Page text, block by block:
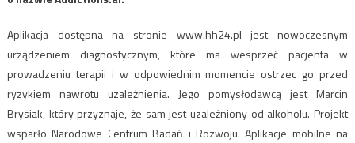
Aplikacja dostępna na stronie www.hh24.pl jest nowoczesnym
urządzeniem diagnostycznym, które ma wesprzeć pacjenta w
prowadzeniu terapii i w odpowiednim momencie ostrzec go przed
ryzykiem nawrotu uzależnienia. Jego pomysłodawcą jest Marcin
Brysiak, który przyznaje, że sam jest uzależniony od alkoholu. Projekt
wsparło Narodowe Centrum Badań i Rozwoju. Aplikacje mobilne na